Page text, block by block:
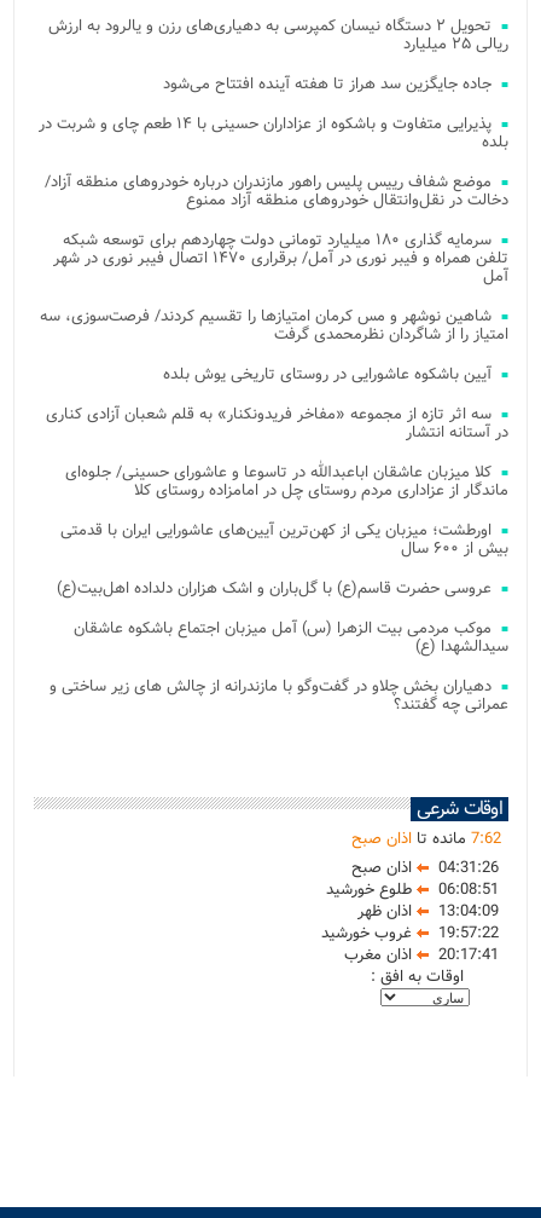
تحویل ۲ دستگاه نیسان کمپرسی به دهیاری‌های رزن و یالرود به ارزش
ریالی ۲۵ میلیارد
جاده جایگزین سد هراز تا هفته آینده افتتاح می‌شود
پذیرایی متفاوت و باشکوه از عزاداران حسینی با ۱۴ طعم چای و شربت در
بلده
موضع شفاف رییس پلیس راهور مازندران درباره خودروهای منطقه آزاد/
دخالت در نقل‌وانتقال خودروهای منطقه آزاد ممنوع
سرمایه گذاری ۱۸۰ میلیارد تومانی دولت چهاردهم برای توسعه شبکه
تلفن همراه و فیبر نوری در آمل/ برقراری ۱۴۷۰ اتصال فیبر نوری در شهر
آمل
شاهین نوشهر و مس کرمان امتیازها را تقسیم کردند/ فرصت‌سوزی، سه
امتیاز را از شاگردان نظرمحمدی گرفت
آیین باشکوه عاشورایی در روستای تاریخی یوش بلده
سه اثر تازه از مجموعه «مفاخر فریدونکنار» به قلم شعبان آزادی کناری
در آستانه انتشار
کلا میزبان عاشقان اباعبدالله در تاسوعا و عاشورای حسینی/ جلوه‌ای
ماندگار از عزاداری مردم روستای چل در امامزاده روستای کلا
اورطشت؛ میزبان یکی از کهن‌ترین آیین‌های عاشورایی ایران با قدمتی
بیش از ۶۰۰ سال
عروسی حضرت قاسم(ع) با گل‌باران و اشک هزاران دلداده اهل‌بیت(ع)
موکب مردمی بیت‌ الزهرا (س) آمل میزبان اجتماع باشکوه عاشقان
سیدالشهدا (ع)
دهیاران بخش چلاو در گفت‌وگو با مازندرانه از چالش های زیر ساختی و
عمرانی چه گفتند؟
اوقات شرعی
7:62 مانده تا اذان صبح
04:31:26
اذان صبح
06:08:51
طلوع خورشید
13:04:09
اذان ظهر
19:57:22
غروب خورشید
20:17:41
اذان مغرب
اوقات به افق :